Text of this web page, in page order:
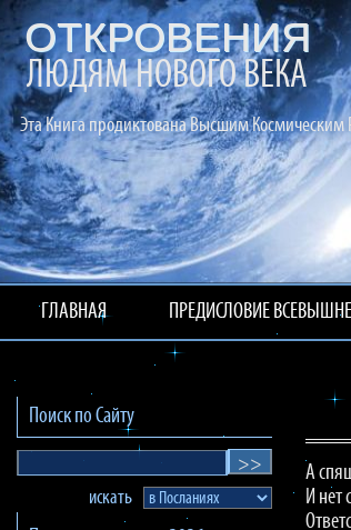
ОТКРОВЕНИЯ
ЛЮДЯМ НОВОГО ВЕКА
Эта Книга продиктована Высшим
ГЛАВНАЯ ПРЕДИСЛОВИЕ
Поиск по Сайту
искать
А
И нет